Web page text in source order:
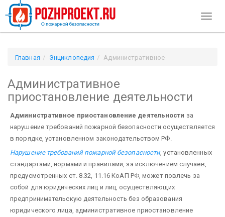
Главная Энциклопедия
Административное
Административное
приостановление деятельности
Административное приостановление деятельности за
нарушение требований пожарной безопасности осуществляется
в порядке, установленном законодательством РФ.
Нарушение требований пожарной безопасности, установленных
стандартами, нормами и правилами, за исключением случаев,
предусмотренных ст. 8.32, 11.16 КоАП РФ, может повлечь за
собой для юридических лиц и лиц, осуществляющих
предпринимательскую деятельность без образования
юридического лица, административное приостановление